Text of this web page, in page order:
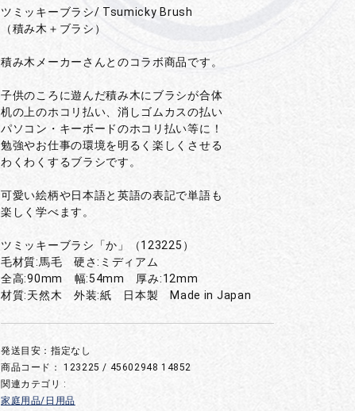
ツミッキーブラシ/ Tsumicky Brush
（積み木＋ブラシ）
積み木メーカーさんとのコラボ商品です。
子供のころに遊んだ積み木にブラシが合体
机の上のホコリ払い、消しゴムカスの払い
パソコン・キーボードのホコリ払い等に！
勉強やお仕事の環境を明るく楽しくさせる
わくわくするブラシです。
可愛い絵柄や日本語と英語の表記で単語も
楽しく学べます。
ツミッキーブラシ「か」（123225）
毛材質:馬毛 硬さ:ミディアム
全高:90mm 幅:54mm 厚み:12mm
材質:天然木 外装:紙 日本製 Made in Japan
発送目安：指定なし
商品コード：123225 / 45602948 14852
関連カテゴリ :
家庭用品/日用品